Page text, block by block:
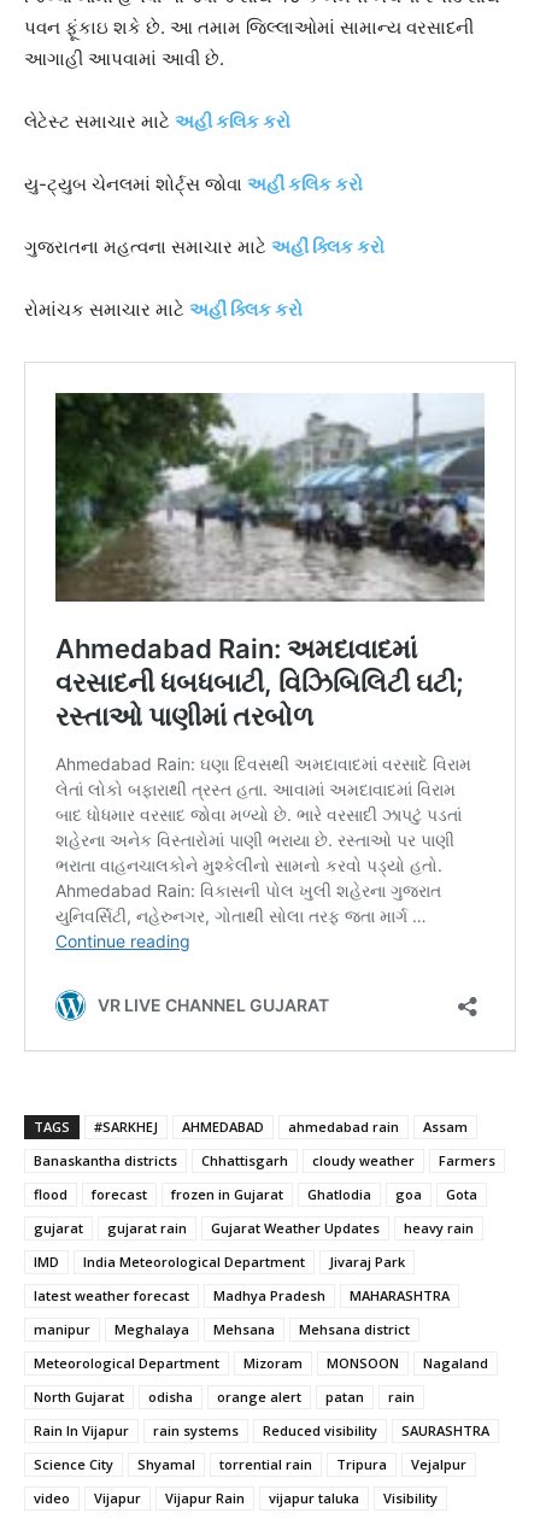
પવન ફૂંકાઇ શકે છે. આ તમામ જિલ્લાઓમાં સામાન્ય વરસાદની
આગાહી આપવામાં આવી છે.
લેટેસ્ટ સમાચાર માટે અહી કલિક કરો
યુ-ટ્યુબ ચેનલમાં શોર્ટ્સ જોવા અહીં કલિક કરો
ગુજરાતના મહત્વના સમાચાર માટે અહીં ક્લિક કરો
રોમાંચક સમાચાર માટે અહીં ક્લિક કરો
TAGS #SARKHEJ AHMEDABAD ahmedabad rain
Assam
Banaskantha districts
Chhattisgarh cloudy weather
Farmers
flood
forecast frozen in Gujarat Ghatlodia goa
Gota
gujarat
gujarat rain Gujarat Weather Updates
heavy rain
IMD
India Meteorological Department
Jivaraj Park
latest weather forecast
Madhya Pradesh
MAHARASHTRA
manipur
Meghalaya Mehsana
Mehsana district
Meteorological Department
Mizoram MONSOON
Nagaland
North Gujarat
odisha orange alert patan
rain
Rain In Vijapur
rain systems Reduced visibility
SAURASHTRA
Science City
Shyamal torrential rain Tripura
Vejalpur
video
Vijapur Vijapur Rain vijapur taluka
Visibility